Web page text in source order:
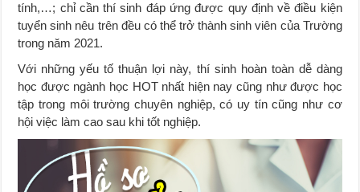
tính,…; chỉ cần thí sinh đáp ứng được quy định về điều kiện
tuyển sinh nêu trên đều có thể trở thành sinh viên của Trường
trong năm 2021.
Với những yếu tố thuận lợi này, thí sinh hoàn toàn dễ dàng
học được ngành học HOT nhất hiện nay cũng như được học
tập trong môi trường chuyên nghiệp, có uy tín cũng như cơ
hội việc làm cao sau khi tốt nghiệp.